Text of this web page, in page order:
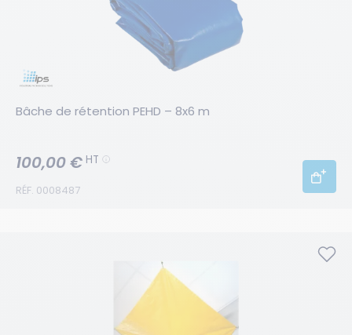
Bâche de rétention PEHD – 8x6 m
RÉF. 0008487
100,00 € HT